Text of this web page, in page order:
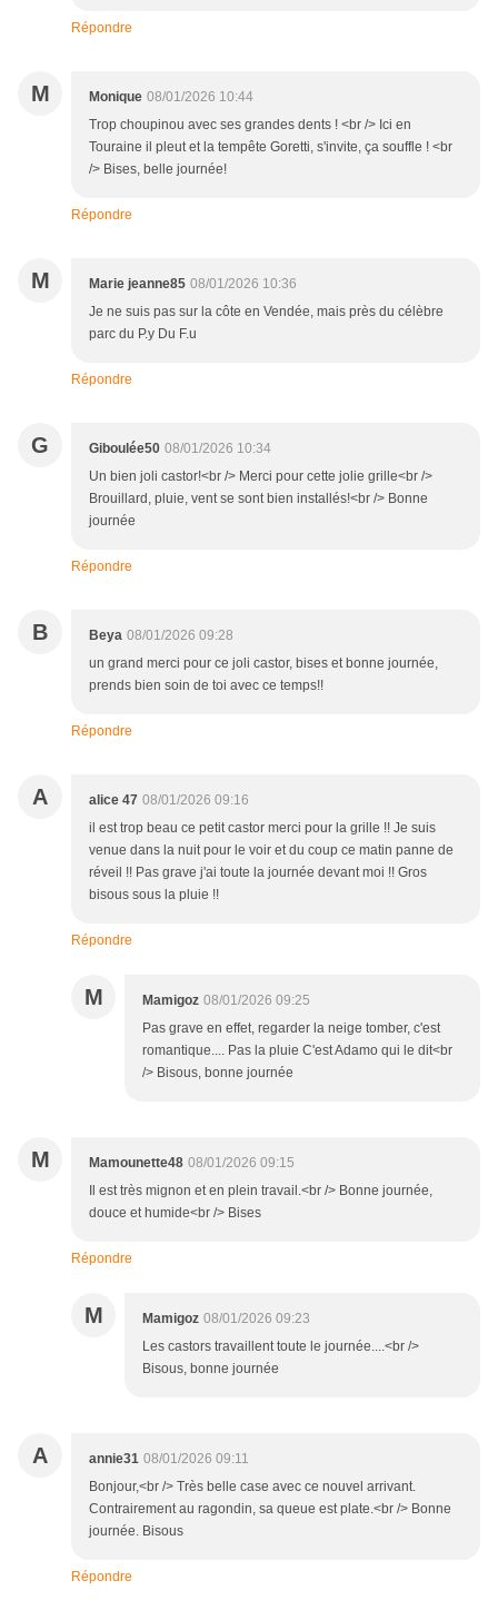
Répondre
M Monique 08/01/2026 10:44
Trop choupinou avec ses grandes dents ! <br /> Ici en
Touraine il pleut et la tempête Goretti, s'invite, ça souffle ! <br
/> Bises, belle journée!
Répondre
M Marie jeanne85 08/01/2026 10:36
Je ne suis pas sur la côte en Vendée, mais près du célèbre
parc du P.y Du F.u
Répondre
G Giboulée50 08/01/2026 10:34
Un bien joli castor!<br /> Merci pour cette jolie grille<br />
Brouillard, pluie, vent se sont bien installés!<br /> Bonne
journée
Répondre
B Beya 08/01/2026 09:28
un grand merci pour ce joli castor, bises et bonne journée,
prends bien soin de toi avec ce temps!!
Répondre
A alice 47 08/01/2026 09:16
il est trop beau ce petit castor merci pour la grille !! Je suis
venue dans la nuit pour le voir et du coup ce matin panne de
réveil !! Pas grave j'ai toute la journée devant moi !! Gros
bisous sous la pluie !!
Répondre
M Mamigoz 08/01/2026 09:25
Pas grave en effet, regarder la neige tomber, c'est
romantique.... Pas la pluie C'est Adamo qui le dit<br
/> Bisous, bonne journée
M Mamounette48 08/01/2026 09:15
Il est très mignon et en plein travail.<br /> Bonne journée,
douce et humide<br /> Bises
Répondre
M Mamigoz 08/01/2026 09:23
Les castors travaillent toute le journée....<br />
Bisous, bonne journée
A annie31 08/01/2026 09:11
Bonjour,<br /> Très belle case avec ce nouvel arrivant.
Contrairement au ragondin, sa queue est plate.<br /> Bonne
journée. Bisous
Répondre